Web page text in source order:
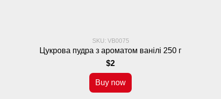
SKU: VB0075
Цукрова пудра з ароматом ванілі 250 г
$2
Buy now